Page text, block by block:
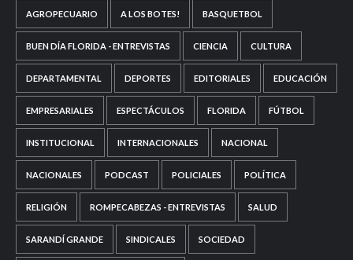
AGROPECUARIO A LOS BOTES! BASQUETBOL
BUEN DÍA FLORIDA - ENTREVISTAS CIENCIA CULTURA
DEPARTAMENTAL DEPORTES EDITORIALES EDUCACIÓN
EMPRESARIALES ESPECTÁCULOS FLORIDA FÚTBOL
INSTITUCIONAL INTERNACIONALES NACIONAL
NACIONALES PODCAST POLICIALES POLÍTICA
RELIGIÓN ROMPECABEZAS - ENTREVISTAS SALUD
SARANDÍ GRANDE SINDICALES SOCIEDAD